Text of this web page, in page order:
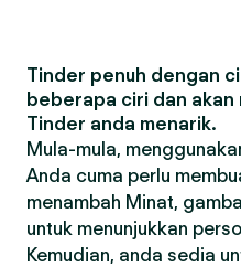
Tinder penuh dengan
beberapa ciri dan
Tinder anda menarik.
Mula-mula,
Anda cuma perlu
menambah Minat,
untuk menunjukkan
Kemudian, anda sedia